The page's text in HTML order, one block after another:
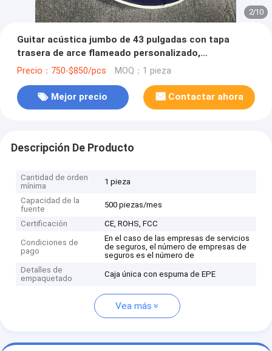
2/10
Guitar acústica jumbo de 43 pulgadas con tapa
trasera de arce flameado personalizado,
incrustaciones de abulón y acabado azul sunburst
Precio：750-$850/pcs MOQ：1 pieza
Mejor precio Contactar ahora
Descripción De Producto
Cantidad de orden
mínima
1 pieza
Capacidad de la
fuente
500 piezas/mes
Certificación CE, ROHS, FCC
Condiciones de
pago
En el caso de las empresas de servicios
de seguros, el número de empresas de
seguros es el número de
Detalles de
empaquetado
Caja única con espuma de EPE
Vea más